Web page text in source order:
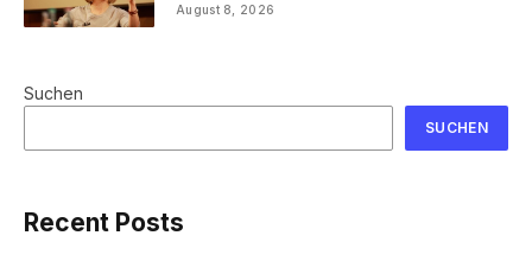
August 8, 2026
Suchen
SUCHEN
Recent Posts